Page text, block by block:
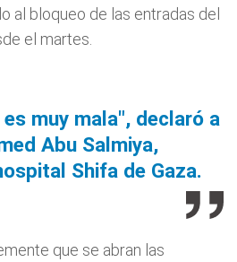
al bloqueo de las entradas del
el martes.
muy mala", declaró a
Abu Salmiya,
Shifa de Gaza.
que se abran las